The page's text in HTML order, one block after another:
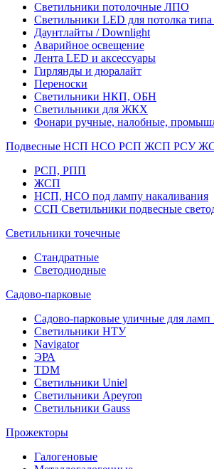
Светильники потолочные ЛПО
Светильники LED для потолка
Даунтлайты / Downlight
Аварийное освещение
Лента LED и аксессуары
Гирлянды и дюралайт
Переноски
Светильники НКП, ОБН
Светильники для ЖКХ
Фонари ручные, налобные,
Подвесные НСП НСО РСП ЖСП РСУ
РСП, РПП
ЖСП
НСП, НСО под лампу накаливания
ССП Светильники подвесные
Светильники точечные
Стандратные
Светодиодные
Садово-парковые
Садово-парковые уличные для
Светильники НТУ
Navigator
ЭРА
TDM
Светильники Uniel
Светильники Apeyron
Светильники Gauss
Прожекторы
Галогеновые